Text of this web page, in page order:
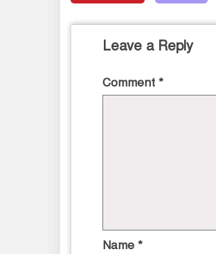
Leave a Reply
Comment *
Name *